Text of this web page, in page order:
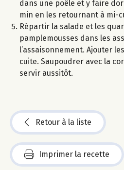
dans une poêle et y faire
min en les retournant à mi-
Répartir la salade et les
pamplemousses dans les
l’assaisonnement. Ajouter
cuite. Saupoudrer avec la
servir aussitôt.
Retour à la liste
Imprimer la recette